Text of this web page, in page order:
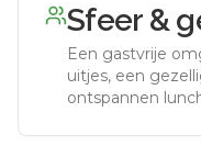
Sfeer &
Een gastvrije
uitjes, een
ontspannen